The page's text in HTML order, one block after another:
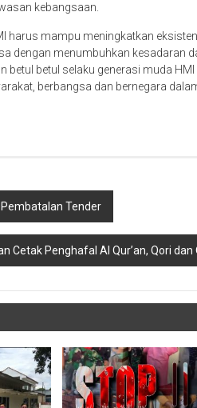
kebangsaan.
harus mampu meningkatkan
dengan menumbuhkan kesadaran
betul selaku generasi muda HMI
berbangsa dan bernegara
Tender
Cetak Penghafal Al Qur’an, Qori dan